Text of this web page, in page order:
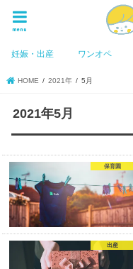
menu
妊娠・出産 ワンオペ
HOME 2021年 5月
2021年5月
保育園
出産